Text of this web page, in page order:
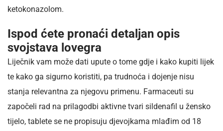
ketokonazolom.
Ispod ćete pronaći detaljan opis
svojstava lovegra
Liječnik vam može dati upute o tome gdje i kako kupiti lijek
te kako ga sigurno koristiti, pa trudnoća i dojenje nisu
stanja relevantna za njegovu primenu. Farmaceuti su
započeli rad na prilagodbi aktivne tvari sildenafil u žensko
tijelo, tablete se ne propisuju djevojkama mlađim od 18